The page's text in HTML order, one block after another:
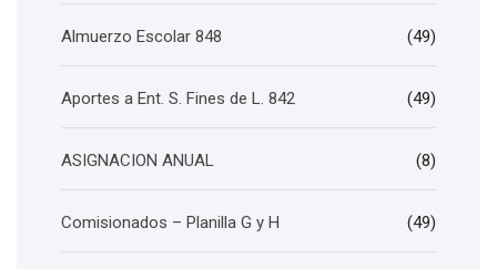
Almuerzo Escolar 848 (49)
Aportes a Ent. S. Fines de L. 842 (49)
ASIGNACION ANUAL (8)
Comisionados – Planilla G y H (49)